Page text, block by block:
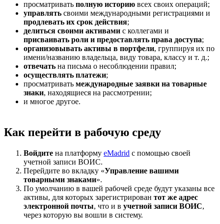
просматривать полную историю всех своих операций;
управлять своими международными регистрациями и
продлевать их срок действия;
делиться своими активами с коллегами и
присваивать роли и предоставлять права доступа;
организовывать активы в портфели, группируя их по
имени/названию владельца, виду товара, классу и т. д.;
отвечать на письма о несоблюдении правил;
осуществлять платежи;
просматривать международные заявки на товарные
знаки, находящиеся на рассмотрении;
и многое другое.
Как перейти в рабочую среду
Войдите на платформу eMadrid с помощью своей
учетной записи ВОИС.
Перейдите во вкладку «Управление вашими
товарными знаками».
По умолчанию в вашей рабочей среде будут указаны все
активы, для которых зарегистрирован тот же адрес
электронной почты, что и в учетной записи ВОИС,
через которую вы вошли в систему.